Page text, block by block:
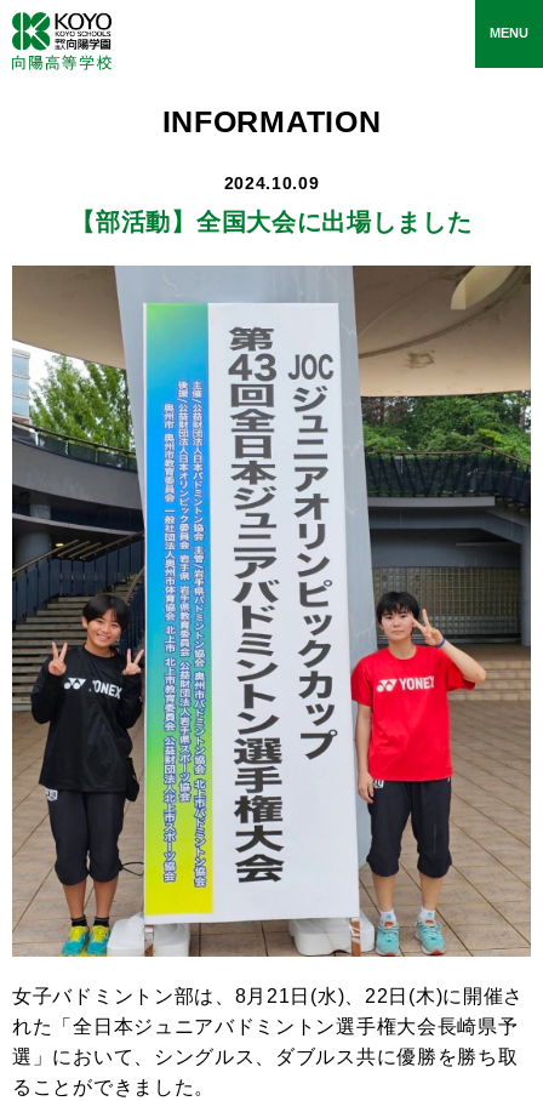
toggle
MENU
INFORMATION
2024.10.09
【部活動】 全国大会に出場しました
女子バドミントン部は、8月21日(水)、22日(木)に開催さ
れた「全日本ジュニアバドミントン選手権大会長崎県予
選」において、シングルス、ダブルス共に優勝を勝ち取
ることができました。